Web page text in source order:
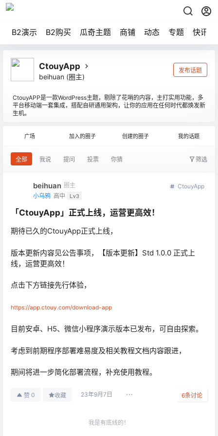
B2演示 B2购买 瓜奇主题 商铺 动态 专题 快讯
CtouyApp
beihuan (圈主)
发布话题
CtouyAPP是一款WordPress主题，剔除了花哨的内容，主打实用功能，多
平台移动端一套集成，搭配自研通用架构，让你的应用在任何时代都焕发新
生机。
广场 加入的圈子 创建的圈子 我的话题
全部 我说 提问 投票 你猜 筛选
beihuan 圈主
小乌鸦 高中 Lv3
CtouyApp
「CtouyApp」正式上线，运营更高效！
期待已久的CtouyApp正式上线，
版本更新内容见公告事项，【版本更新】Std 1.0.0 正式上
线，运营更高效！
点击下方链接先行体验，
https://app.ctouy.com/download-app
目前安卓、H5、微信小程序演示版本已发布，可自由探索。
考虑到前期程序部署难易度及相关教程文档内容跟进，
期间将进一步简化部署流程，补充使用教程。
赞 0 收藏 23年9月7日 6条讨论
我是有底线的！